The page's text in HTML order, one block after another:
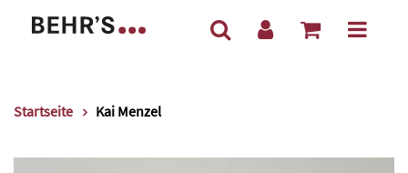
Startseite Kai Menzel